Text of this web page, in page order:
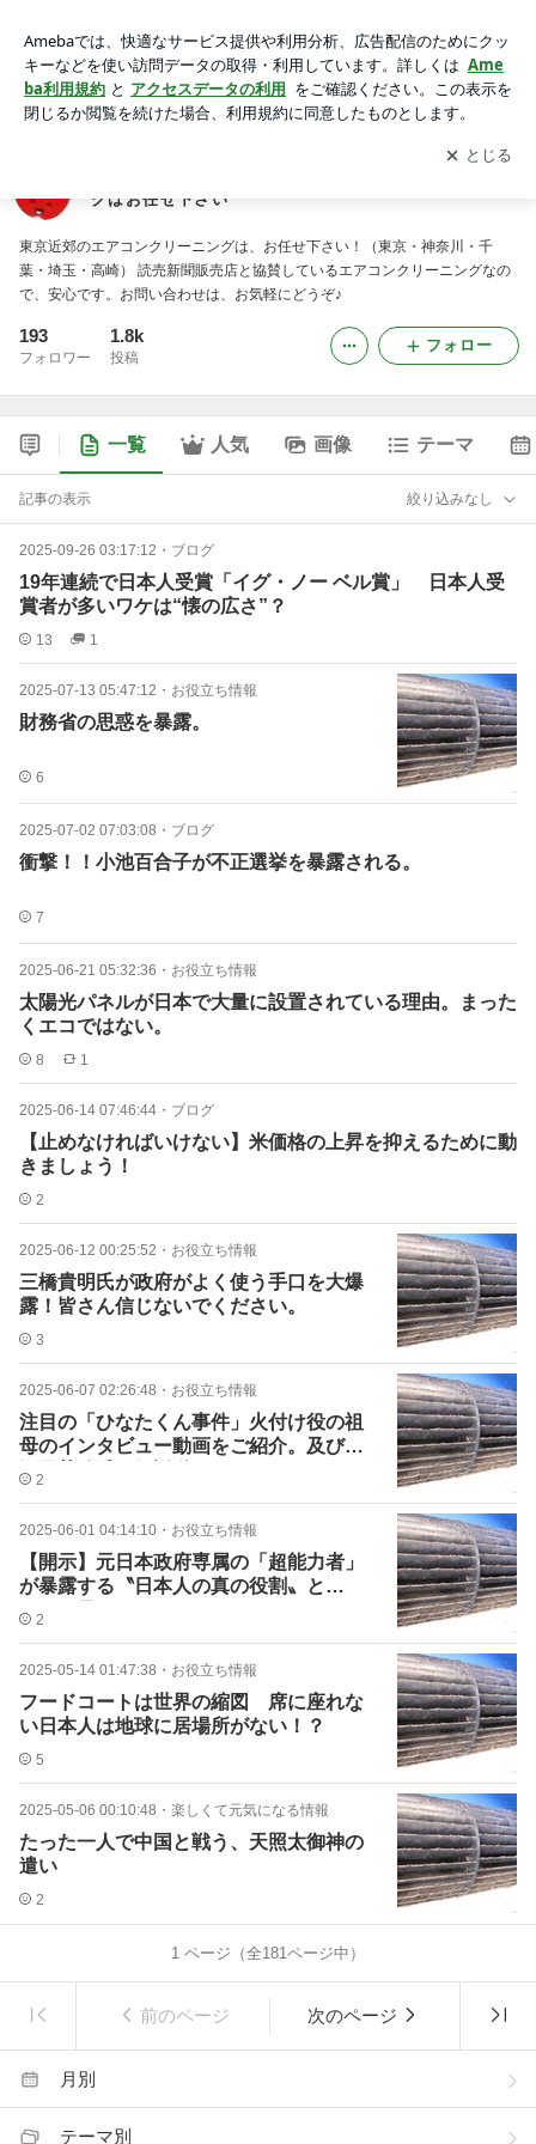
せ下さいアプリをダウンロードして ブログの更新通知
を受け取りまし
ょう。
開く
グはお任せ下さい
東京近郊のエアコンクリーニングは、お任せ下さい！（東京・神奈川・千
葉・埼玉・高崎） 読売新聞販売店と協賛しているエアコンクリーニングなの
で、安心です。お問い合わせは、お気軽にどうぞ♪
193
フォロワー
1.8k
投稿
フォロー
一覧 人気 画像 テーマ
記事の表示 絞り込みなし
2025-09-26 03:17:12 ・ ブログ
19年連続で日本人受賞「イグ・ノー ベル賞」 日本人受
賞者が多いワケは“懐の広さ”？
13 1
2025-07-13 05:47:12 ・ お役立ち情報
財務省の思惑を暴露。
6
2025-07-02 07:03:08 ・ ブログ
衝撃！！小池百合子が不正選挙を暴露される。
7
2025-06-21 05:32:36 ・ お役立ち情報
太陽光パネルが日本で大量に設置されている理由。まった
くエコではない。
8 1
2025-06-14 07:46:44 ・ ブログ
【止めなければいけない】米価格の上昇を抑えるために動
きましょう！
2
2025-06-12 00:25:52 ・ お役立ち情報
三橋貴明氏が政府がよく使う手口を大爆
露！皆さん信じないでください。
3
2025-06-07 02:26:48 ・ お役立ち情報
注目の「ひなたくん事件」火付け役の祖
母のインタビュー動画をご紹介。及び、
深田萌絵氏の解説動画も。
2
2025-06-01 04:14:10 ・ お役立ち情報
【開示】元日本政府専属の「超能力者」
が暴露する〝日本人の真の役割〟と
は！？早く目醒めないとヤバい
2
2025-05-14 01:47:38 ・ お役立ち情報
フードコートは世界の縮図 席に座れな
い日本人は地球に居場所がない！？
5
2025-05-06 00:10:48 ・ 楽しくて元気になる情報
たった一人で中国と戦う、天照太御神の
遣い
2
1 ページ（全181ページ中）
前のページ 次のページ
月別
テーマ別